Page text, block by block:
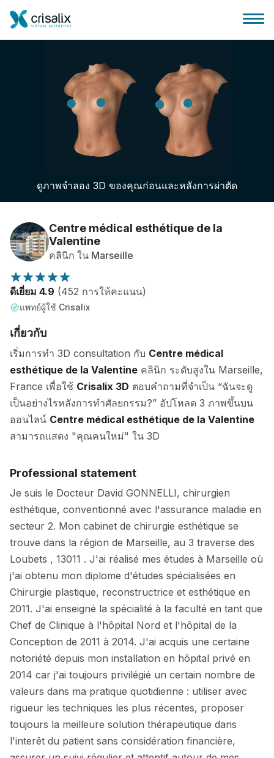
บ้านของหมอผ่าตัด
แพลตฟอร์มธุรกิจ 3D
แผน
ความคิดเห็นของคนไข้
ดูภาพจำลอง 3D ของคุณก่อนและหลังการผ่าตัด
Centre médical esthétique de la
Valentine
คลินิก ใน Marseille
ดีเยี่ยม 4.9 (452 การให้คะแนน)
แพทย์ผู้ใช้ Crisalix
เกี่ยวกับ
เริ่มการทำ 3D consultation กับ Centre médical
esthétique de la Valentine คลินิก ระดับสูงใน Marseille,
France เพื่อใช้ Crisalix 3D ตอบคำถามที่จำเป็น “ฉันจะดู
เป็นอย่างไรหลังการทำศัลยกรรม?” อัปโหลด 3 ภาพขึ้นบน
ออนไลน์ Centre médical esthétique de la Valentine
สามารถแสดง "คุณคนใหม่" ใน 3D
Professional statement
Je suis le Docteur David GONNELLI, chirurgien
esthétique, conventionné avec l'assurance maladie en
secteur 2. Mon cabinet de chirurgie esthétique se
trouve dans la région de Marseille, au 3 traverse des
Loubets , 13011 . J'ai réalisé mes études à Marseille où
j'ai obtenu mon diplome d'études spécialisées en
Chirurgie plastique, reconstructrice et esthétique en
2011. J'ai enseigné la spécialité à la faculté en tant que
Chef de Clinique à l'hôpital Nord et l'hôpital de la
Conception de 2011 à 2014. J'ai acquis une certaine
notoriété depuis mon installation en hôpital privé en
2014 car j'ai toujours privilégié un certain nombre de
valeurs dans ma pratique quotidienne : utiliser avec
rigueur les techniques les plus récentes, proposer
toujours la meilleure solution thérapeutique dans
l'interêt du patient sans considération financière,